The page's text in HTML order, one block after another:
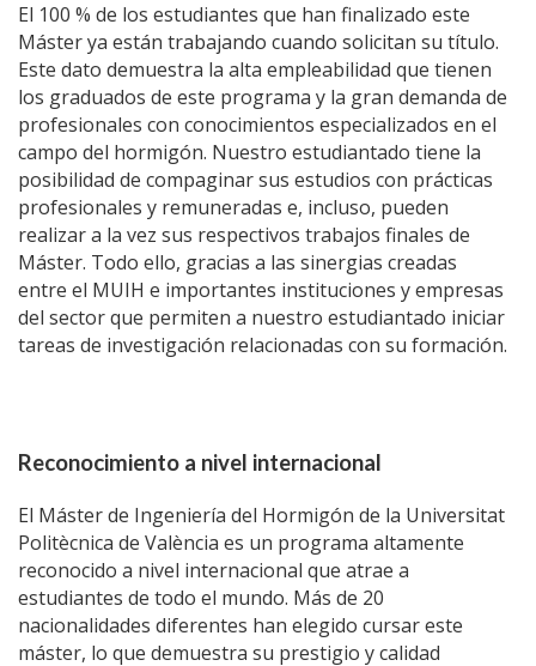
El 100 % de los estudiantes que han finalizado este
Máster ya están trabajando cuando solicitan su título.
Este dato demuestra la alta empleabilidad que tienen
los graduados de este programa y la gran demanda de
profesionales con conocimientos especializados en el
campo del hormigón. Nuestro estudiantado tiene la
posibilidad de compaginar sus estudios con prácticas
profesionales y remuneradas e, incluso, pueden
realizar a la vez sus respectivos trabajos finales de
Máster. Todo ello, gracias a las sinergias creadas
entre el MUIH e importantes instituciones y empresas
del sector que permiten a nuestro estudiantado iniciar
tareas de investigación relacionadas con su formación.
Reconocimiento a nivel internacional
El Máster de Ingeniería del Hormigón de la Universitat
Politècnica de València es un programa altamente
reconocido a nivel internacional que atrae a
estudiantes de todo el mundo. Más de 20
nacionalidades diferentes han elegido cursar este
máster, lo que demuestra su prestigio y calidad